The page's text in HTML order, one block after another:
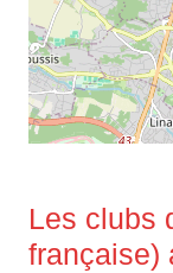
Les clubs
française)